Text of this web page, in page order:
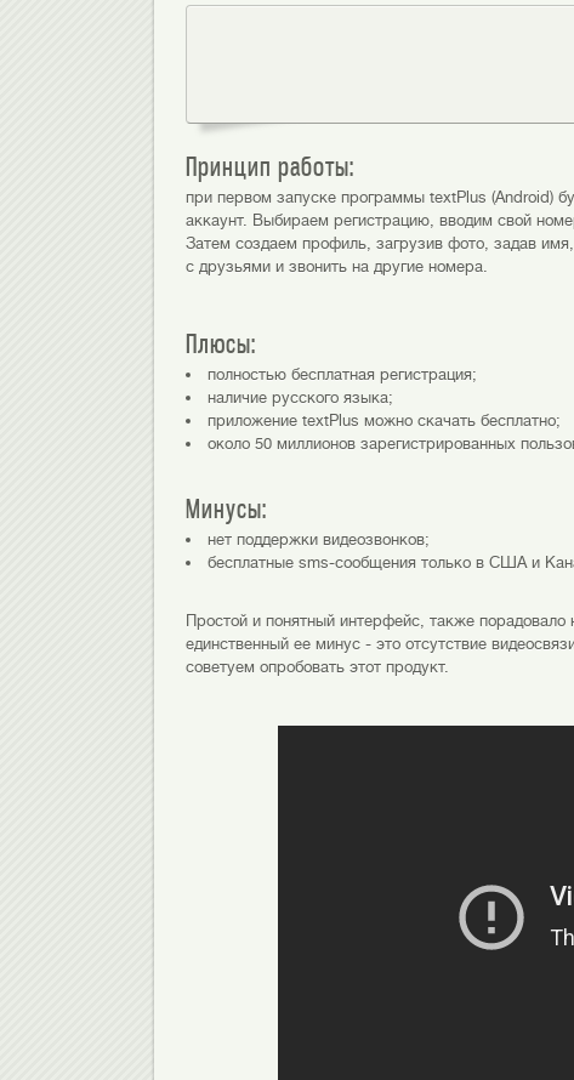
Принцип работы:
при первом запуске программы textPlus (Android)
аккаунт. Выбираем регистрацию, вводим свой
Затем создаем профиль, загрузив фото, задав
с друзьями и звонить на другие номера.
Плюсы:
полностью бесплатная регистрация;
наличие русского языка;
приложение textPlus можно скачать бесплатно;
около 50 миллионов зарегистрированных
Минусы:
нет поддержки видеозвонков;
бесплатные sms-сообщения только в США и
Простой и понятный интерфейс, также
единственный ее минус - это отсутствие
советуем опробовать этот продукт.